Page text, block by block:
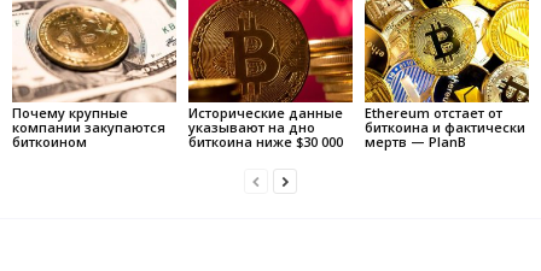
Почему крупные
компании закупаются
биткоином
Исторические данные
указывают на дно
биткоина ниже $30 000
Ethereum отстает от
биткоина и фактически
мертв — PlanB